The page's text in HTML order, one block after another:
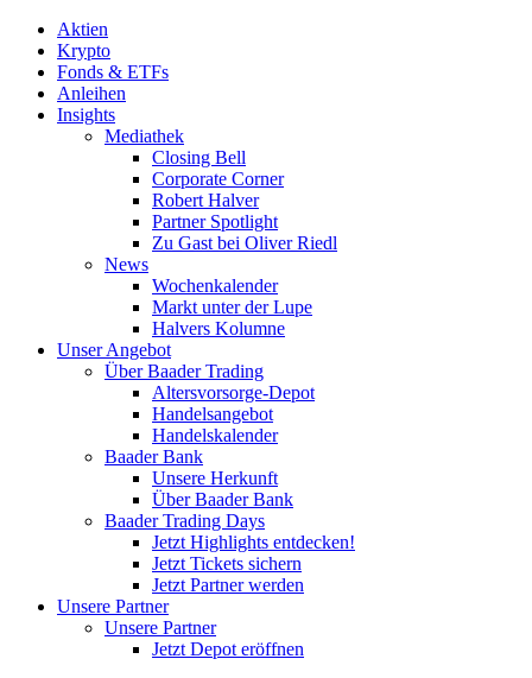
Aktien
Krypto
Fonds & ETFs
Anleihen
Insights
Mediathek
Closing Bell
Corporate Corner
Robert Halver
Partner Spotlight
Zu Gast bei Oliver Riedl
News
Wochenkalender
Markt unter der Lupe
Halvers Kolumne
Unser Angebot
Über Baader Trading
Altersvorsorge-Depot
Handelsangebot
Handelskalender
Baader Bank
Unsere Herkunft
Über Baader Bank
Baader Trading Days
Jetzt Highlights entdecken!
Jetzt Tickets sichern
Jetzt Partner werden
Unsere Partner
Unsere Partner
Jetzt Depot eröffnen